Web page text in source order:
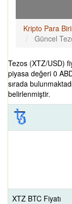
Kripto Para
Güncel
Tezos (XTZ/USD)
piyasa değeri 0
sırada
belirlenmiştir.
XTZ BTC Fiyatı